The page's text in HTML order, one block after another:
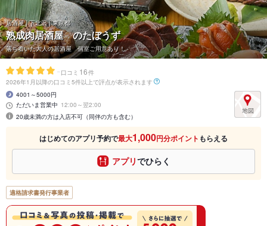
居酒屋 | 下北沢 | 東京都
熟成肉居酒屋 のたぼうず
落ち着いた大人の居酒屋 個室ご用意あり！
- 口コミ 16件
2026年1月以降の口コミ5件以上で評点が表示されます
4001～5000円
ただいま営業中 12:00～翌2:00
20歳未満の方は入店不可（同伴の方も含む）
はじめてのアプリ予約で最大1,000円分ポイント もらえる
アプリでひらく
適格請求書発行事業者